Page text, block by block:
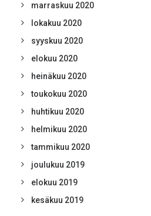
marraskuu 2020
lokakuu 2020
syyskuu 2020
elokuu 2020
heinäkuu 2020
toukokuu 2020
huhtikuu 2020
helmikuu 2020
tammikuu 2020
joulukuu 2019
elokuu 2019
kesäkuu 2019